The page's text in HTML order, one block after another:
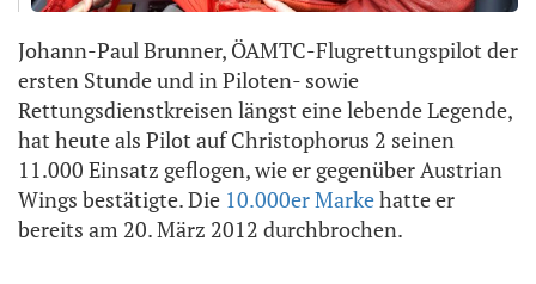
Johann-Paul Brunner, ÖAMTC-Flugrettungspilot der
ersten Stunde und in Piloten- sowie
Rettungsdienstkreisen längst eine lebende Legende,
hat heute als Pilot auf Christophorus 2 seinen
11.000 Einsatz geflogen, wie er gegenüber Austrian
Wings bestätigte. Die 10.000er Markehatte er
bereits am 20. März 2012 durchbrochen.